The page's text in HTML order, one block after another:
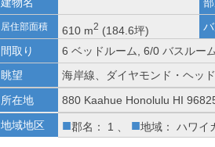
居住部面積 610 m2 (184.6坪)
間取り
6 ベッドルーム, 6/0 バスルー
眺望
海岸線、ダイヤモンド・ヘッ
所在地
880 Kaahue Honolulu HI
地域地区
■郡名： 1 、 ■地域： ハワイ